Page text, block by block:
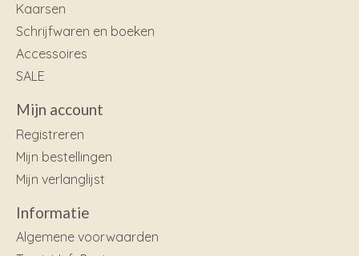
Kaarsen
Schrijfwaren en boeken
Accessoires
SALE
Mijn account
Registreren
Mijn bestellingen
Mijn verlanglijst
Informatie
Algemene voorwaarden